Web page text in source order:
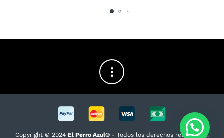
Copyright © 2024 El Perro Azul®- Todos los derechos reservados.